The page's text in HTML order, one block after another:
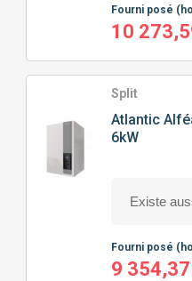
Fourni posé
10
Split
Atlantic
6kW
Fourni posé
9